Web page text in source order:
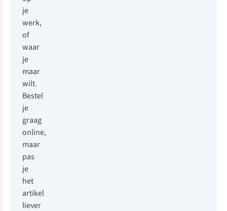
je
werk,
of
waar
je
maar
wilt.
Bestel
je
graag
online,
maar
pas
je
het
artikel
liever